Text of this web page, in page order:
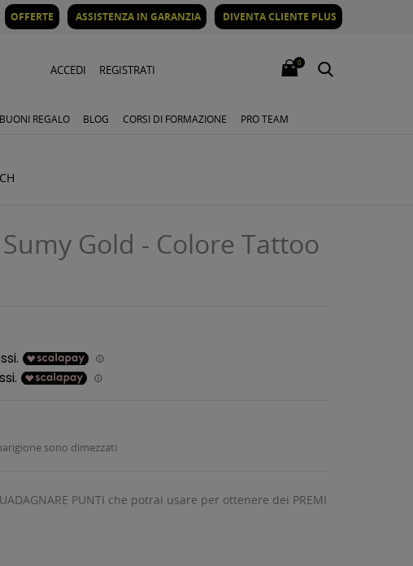
OFFERTE ASSISTENZA IN GARANZIA DIVENTA CLIENTE PLUS
ACCEDI REGISTRATI
0
BUONI REGALO BLOG CORSI DI FORMAZIONE PRO TEAM
Sumy Gold - Colore Tattoo
sono dimezzati
PUNTI che potrai usare per ottenere dei PREMI